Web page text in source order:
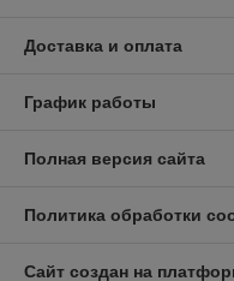
Доставка и оплата
График работы
Полная версия сайта
Политика обработки
Сайт создан на